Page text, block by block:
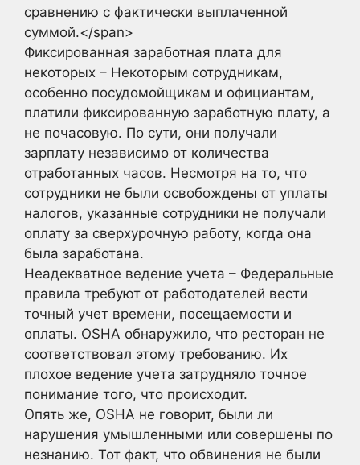
сравнению с фактически выплаченной
суммой.</span>
Фиксированная заработная плата для
некоторых – Некоторым сотрудникам,
особенно посудомойщикам и официантам,
платили фиксированную заработную плату, а
не почасовую. По сути, они получали
зарплату независимо от количества
отработанных часов. Несмотря на то, что
сотрудники не были освобождены от уплаты
налогов, указанные сотрудники не получали
оплату за сверхурочную работу, когда она
была заработана.
Неадекватное ведение учета – Федеральные
правила требуют от работодателей вести
точный учет времени, посещаемости и
оплаты. OSHA обнаружило, что ресторан не
соответствовал этому требованию. Их
плохое ведение учета затрудняло точное
понимание того, что происходит.
Опять же, OSHA не говорит, были ли
нарушения умышленными или совершены по
незнанию. Тот факт, что обвинения не были